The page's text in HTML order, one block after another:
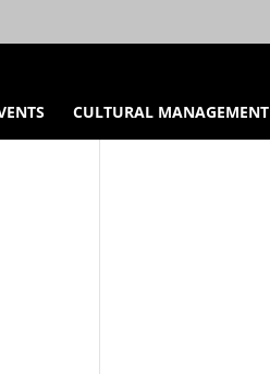
CULTURAL MANAGEMENT